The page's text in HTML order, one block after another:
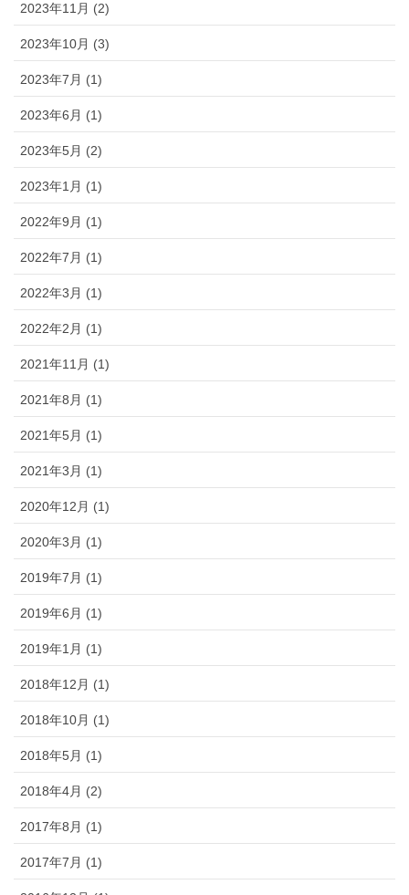
2023年11月 (2)
2023年10月 (3)
2023年7月 (1)
2023年6月 (1)
2023年5月 (2)
2023年1月 (1)
2022年9月 (1)
2022年7月 (1)
2022年3月 (1)
2022年2月 (1)
2021年11月 (1)
2021年8月 (1)
2021年5月 (1)
2021年3月 (1)
2020年12月 (1)
2020年3月 (1)
2019年7月 (1)
2019年6月 (1)
2019年1月 (1)
2018年12月 (1)
2018年10月 (1)
2018年5月 (1)
2018年4月 (2)
2017年8月 (1)
2017年7月 (1)